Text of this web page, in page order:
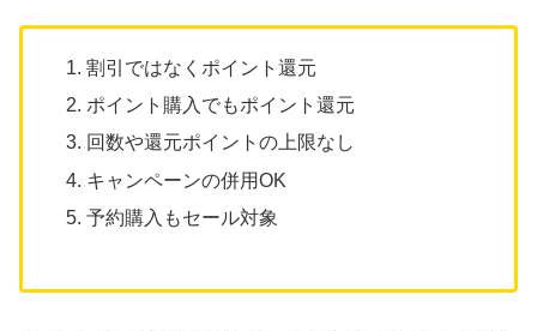
割引ではなくポイント還元
ポイント購入でもポイント還元
回数や還元ポイントの上限なし
キャンペーンの併用OK
予約購入もセール対象